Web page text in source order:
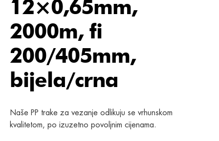
12×0,65mm,
2000m, fi
200/405mm,
bijela/crna
Naše PP trake za vezanje odlikuju se vrhunskom
kvalitetom, po izuzetno povoljnim cijenama.